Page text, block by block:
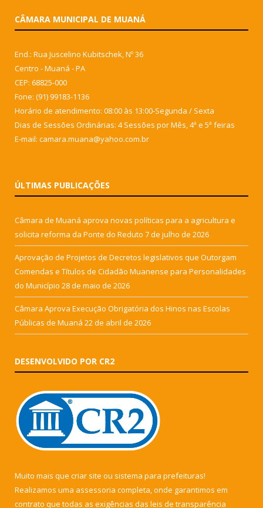
CÂMARA MUNICIPAL DE MUANÁ
End.: Rua Juscelino Kubitschek, Nº 36
Centro - Muaná - PA
CEP: 68825-000
Fone: (91) 99183-1136
Horário de atendimento: 08:00 às 13:00-Segunda / Sexta
Dias de Sessões Ordinárias: 4 Sessões por Mês, 4ª e 5ª feiras
E-mail: camara.muana@yahoo.com.br
ÚLTIMAS PUBLICAÇÕES
Câmara de Muaná aprova novas políticas para a agricultura e
solicita reforma da Ponte do Reduto 7 de julho de 2026
Aprovação de Projetos de Decretos legislativos que Outorgam
Comendas e Títulos de Cidadão Muanense para Personalidades
do Município 28 de maio de 2026
Câmara Aprova Execução Obrigatória dos Hinos nas Escolas
Públicas de Muaná 22 de abril de 2026
DESENVOLVIDO POR CR2
Muito mais que criar site ou sistema para prefeituras!
Realizamos uma assessoria completa, onde garantimos em
contrato que todas as exigências das leis de transparência